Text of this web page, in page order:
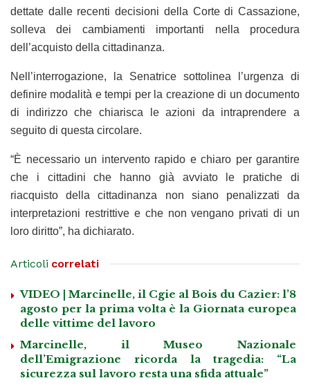
dettate dalle recenti decisioni della Corte di Cassazione,
solleva dei cambiamenti importanti nella procedura
dell’acquisto della cittadinanza.
Nell’interrogazione, la Senatrice sottolinea l’urgenza di
definire modalità e tempi per la creazione di un documento
di indirizzo che chiarisca le azioni da intraprendere a
seguito di questa circolare.
“È necessario un intervento rapido e chiaro per garantire
che i cittadini che hanno già avviato le pratiche di
riacquisto della cittadinanza non siano penalizzati da
interpretazioni restrittive e che non vengano privati di un
loro diritto”, ha dichiarato.
Articoli correlati
VIDEO | Marcinelle, il Cgie al Bois du Cazier: l’8
agosto per la prima volta è la Giornata europea
delle vittime del lavoro
Marcinelle, il Museo Nazionale
dell’Emigrazione ricorda la tragedia: “La
sicurezza sul lavoro resta una sfida attuale”